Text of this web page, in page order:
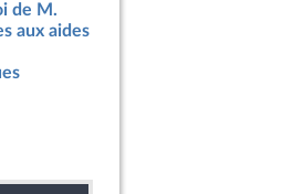
de M.
aux aides